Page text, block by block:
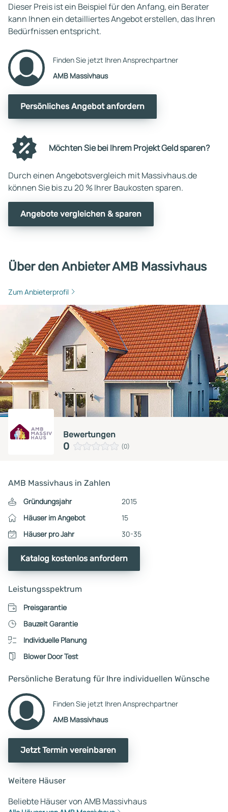
Dieser Preis ist ein Beispiel für den Anfang, ein Berater
kann Ihnen ein detailliertes Angebot erstellen, das Ihren
Bedürfnissen entspricht.
Finden Sie jetzt Ihren Ansprechpartner
AMB Massivhaus
Persönliches Angebot anfordern
Möchten Sie bei Ihrem Projekt Geld sparen?
Durch einen Angebotsvergleich mit Massivhaus.de
können Sie bis zu 20 % Ihrer Baukosten sparen.
Angebote vergleichen & sparen
Über den Anbieter AMB Massivhaus
Zum Anbieterprofil
Bewertungen
0 (0)
AMB Massivhaus in Zahlen
Gründungsjahr
2015
Häuser im Angebot
15
Häuser pro Jahr
30-35
Katalog kostenlos anfordern
Leistungsspektrum
Preisgarantie
Bauzeit Garantie
Individuelle Planung
Blower Door Test
Persönliche Beratung für Ihre individuellen Wünsche
Finden Sie jetzt Ihren Ansprechpartner
AMB Massivhaus
Jetzt Termin vereinbaren
Weitere Häuser
Beliebte Häuser von AMB Massivhaus